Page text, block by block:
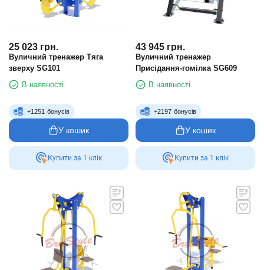
25 023 грн.
Вуличний тренажер Тяга
зверху SG101
В наявності
+1251 бонусів
У кошик
Купити за 1 клiк
43 945 грн.
Вуличний тренажер
Присідання-гомілка SG609
В наявності
+2197 бонусів
У кошик
Купити за 1 клiк